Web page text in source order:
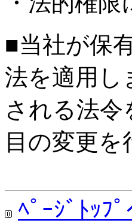
■当社が保
法を適用し
される法
目の変更を
ﾍﾟｰｼﾞﾄｯﾌﾟ